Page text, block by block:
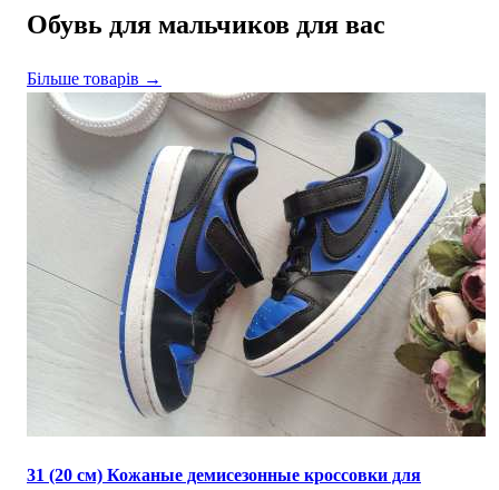
Обувь для мальчиков для вас
Більше товарів →
31 (20 см) Кожаные демисезонные кроссовки для